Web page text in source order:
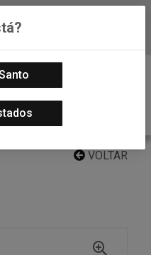
Baixe já nosso APP
VOLTAR